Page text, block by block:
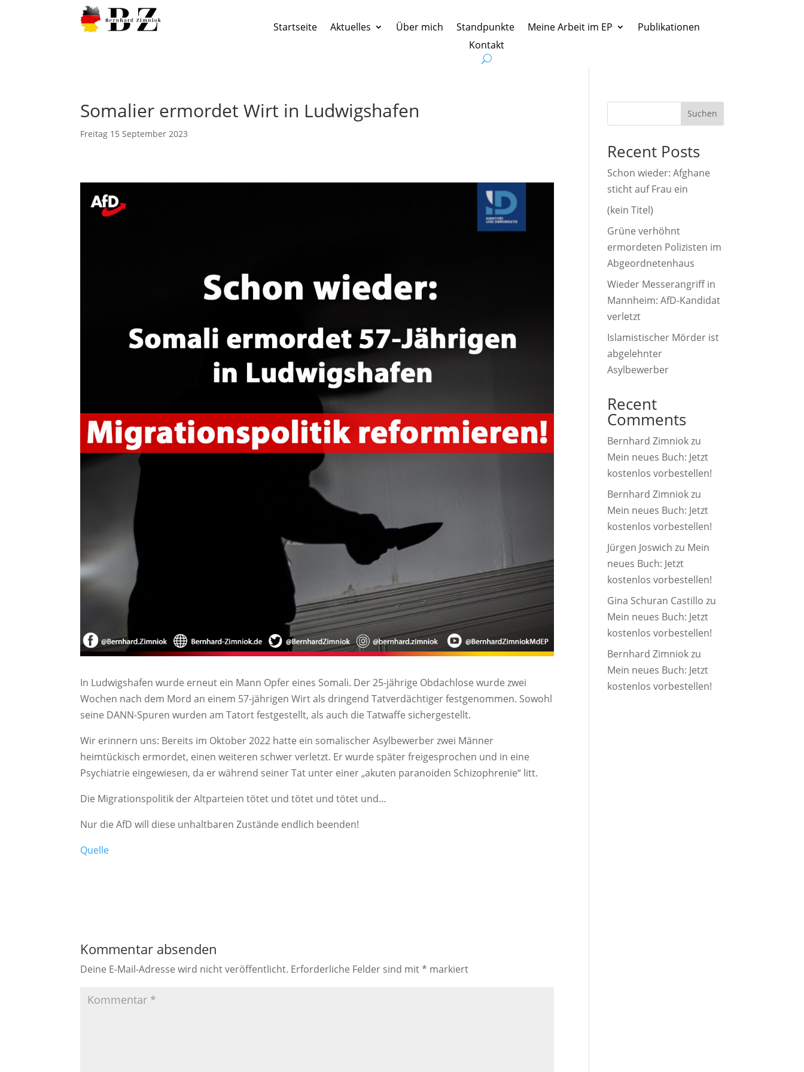
Startseite Aktuelles Über mich Standpunkte Meine Arbeit im EP
Publikationen
Kontakt
Somalier ermordet Wirt in Ludwigshafen
Freitag 15 September 2023
In Ludwigshafen wurde erneut ein Mann Opfer eines Somali. Der 25-jährige Obdachlose wurde zwei
Wochen nach dem Mord an einem 57-jährigen Wirt als dringend Tatverdächtiger festgenommen. Sowohl
seine DANN-Spuren wurden am Tatort festgestellt, als auch die Tatwaffe sichergestellt.
Wir erinnern uns: Bereits im Oktober 2022 hatte ein somalischer Asylbewerber zwei Männer
heimtückisch ermordet, einen weiteren schwer verletzt. Er wurde später freigesprochen und in eine
Psychiatrie eingewiesen, da er während seiner Tat unter einer „akuten paranoiden Schizophrenie“ litt.
Die Migrationspolitik der Altparteien tötet und tötet und tötet und…
Nur die AfD will diese unhaltbaren Zustände endlich beenden!
Quelle
Kommentar absenden
Deine E-Mail-Adresse wird nicht veröffentlicht. Erforderliche Felder sind mit* markiert
Suchen
Recent Posts
Schon wieder: Afghane
sticht auf Frau ein
(kein Titel)
Grüne verhöhnt
ermordeten Polizisten im
Abgeordnetenhaus
Wieder Messerangriff in
Mannheim: AfD-Kandidat
verletzt
Islamistischer Mörder ist
abgelehnter
Asylbewerber
Recent
Comments
Bernhard Zimniokzu
Mein neues Buch: Jetzt
kostenlos vorbestellen!
Bernhard Zimniokzu
Mein neues Buch: Jetzt
kostenlos vorbestellen!
Jürgen Joswich zu Mein
neues Buch: Jetzt
kostenlos vorbestellen!
Gina Schuran Castillo zu
Mein neues Buch: Jetzt
kostenlos vorbestellen!
Bernhard Zimniokzu
Mein neues Buch: Jetzt
kostenlos vorbestellen!